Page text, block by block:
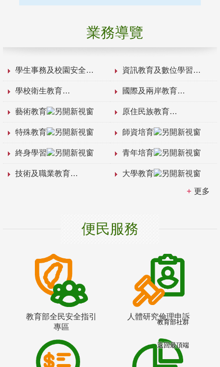
業務導覽
學生事務及校園安全 資訊教育及數位學習
學校衛生教育 國際及兩岸教育
藝術教育 原住民族教育
特殊教育 師資培育
終身學習 青年培育
技術及職業教育 大學教育
更多
便民服務
教育部全民安全指引
專區
人體研究倫理申訴
教育部社群
返回最頂端